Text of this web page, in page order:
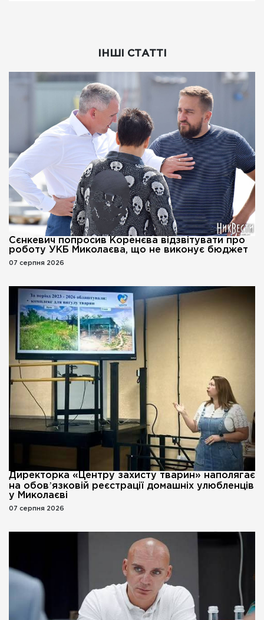
ІНШІ СТАТТІ
Сєнкевич попросив Коренєва відзвітувати про
роботу УКБ Миколаєва, що не виконує бюджет
07 серпня 2026
Директорка «Центру захисту тварин» наполягає
на обовʼязковій реєстрації домашніх улюбленців
у Миколаєві
07 серпня 2026